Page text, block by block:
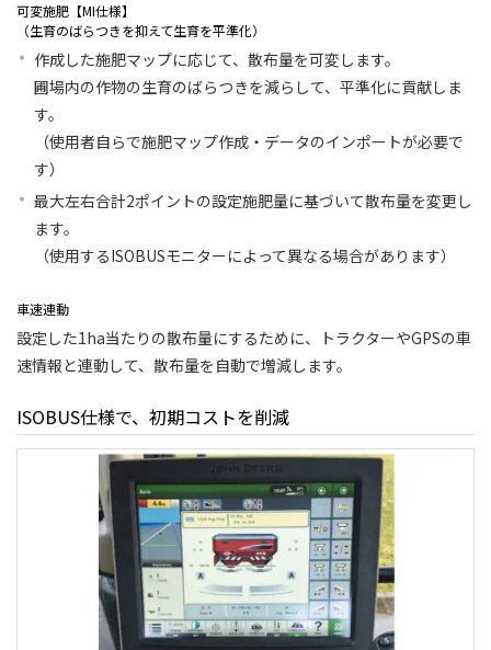
可変施肥【MI仕様】
（生育のばらつきを抑えて生育を平準化）
作成した施肥マップに応じて、散布量を可変します。
圃場内の作物の生育のばらつきを減らして、平準化に貢献しま
す。
（使用者自らで施肥マップ作成・データのインポートが必要で
す）
最大左右合計2ポイントの設定施肥量に基づいて散布量を変更し
ます。
（使用するISOBUSモニターによって異なる場合があります）
車速連動
設定した1ha当たりの散布量にするために、トラクターやGPSの車
速情報と連動して、散布量を自動で増減します。
ISOBUS仕様で、初期コストを削減